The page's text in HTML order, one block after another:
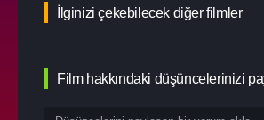
İlginizi çekebilecek diğer filmler
Film hakkındaki düşüncelerinizi